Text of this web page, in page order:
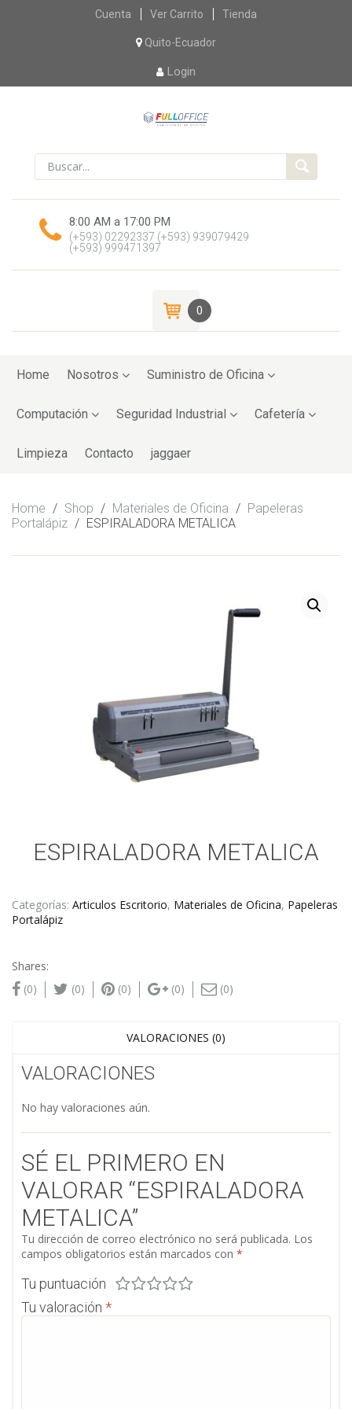
Skip
content
Cuenta Ver Carrito Tienda
Quito-Ecuador
Login
8:00 AM a 17:00 PM
(+593) 02292337 (+593) 939079429
(+593) 999471397
0
toHome Nosotros Suministro de Oficina
Computación Seguridad Industrial Cafetería
Limpieza Contacto jaggaer
Home / Shop / Materiales de Oficina / Papeleras
Portalápiz / ESPIRALADORA METALICA
ESPIRALADORA METALICA
Categorías: Articulos Escritorio, Materiales de Oficina, Papeleras
Portalápiz
Shares:
(0)
(0) (0) (0) (0)
VALORACIONES (0)
VALORACIONES
No hay valoraciones aún.
SÉ EL PRIMERO EN
VALORAR “ESPIRALADORA
METALICA”
Tu dirección de correo electrónico no será publicada. Los
campos obligatorios están marcados con *
Tu puntuación
Tu valoración *